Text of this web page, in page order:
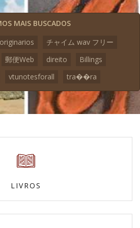
MAIS BUSCADOS
チャイム wav フリー
郵便Web direito
Billings
vtunotesforall tra��ra
LIVROS